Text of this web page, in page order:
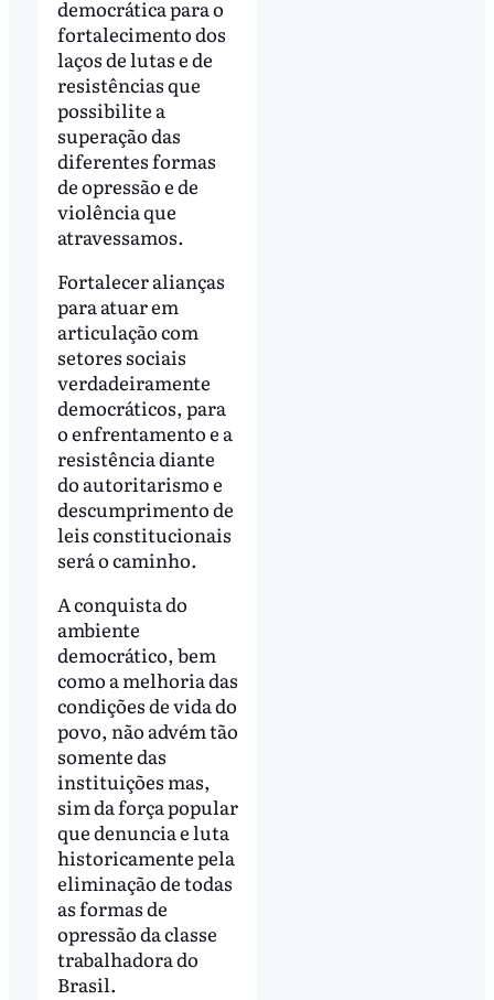
democrática para o
fortalecimento dos
laços de lutas e de
resistências que
possibilite a
superação das
diferentes formas
de opressão e de
violência que
atravessamos.
Fortalecer alianças
para atuar em
articulação com
setores sociais
verdadeiramente
democráticos, para
o enfrentamento e a
resistência diante
do autoritarismo e
descumprimento de
leis constitucionais
será o caminho.
A conquista do
ambiente
democrático, bem
como a melhoria das
condições de vida do
povo, não advém tão
somente das
instituições mas,
sim da força popular
que denuncia e luta
historicamente pela
eliminação de todas
as formas de
opressão da classe
trabalhadora do
Brasil.